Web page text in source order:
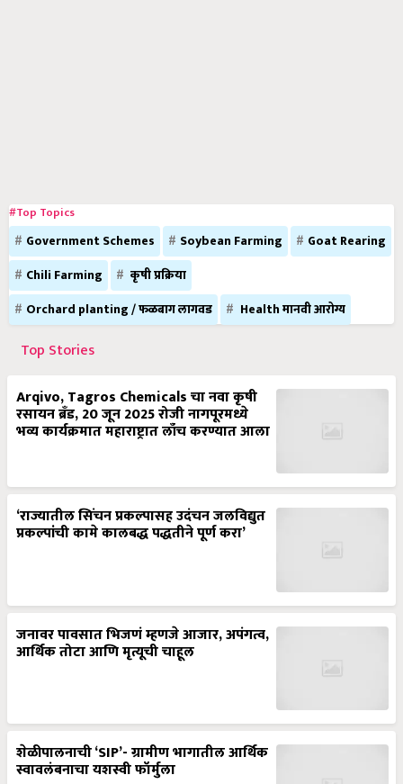
#Top Topics
Government Schemes Soybean Farming
Goat Rearing
Chili Farming
कृषी प्रक्रिया
Orchard planting / फळबाग लागवड
Health मानवी आरोग्य
Top Stories
Arqivo, Tagros Chemicals चा नवा कृषी
रसायन ब्रँड, 20 जून 2025 रोजी नागपूरमध्ये
भव्य कार्यक्रमात महाराष्ट्रात लाँच करण्यात आला
‘राज्यातील सिंचन प्रकल्पासह उदंचन जलविद्युत
प्रकल्पांची कामे कालबद्ध पद्धतीने पूर्ण करा’
जनावर पावसात भिजणं म्हणजे आजार, अपंगत्व,
आर्थिक तोटा आणि मृत्यूची चाहूल
शेळीपालनाची ‘SIP’- ग्रामीण भागातील आर्थिक
स्वावलंबनाचा यशस्वी फॉर्मुला